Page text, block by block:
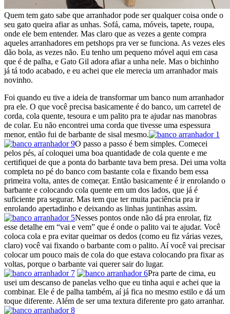
Quem tem gato sabe que arranhador pode ser qualquer coisa onde o
seu gato queira afiar as unhas. Sofá, cama, móveis, tapete, roupa,
onde ele bem entender. Mas claro que as vezes a gente compra
aqueles arranhadores em petshops pra ver se funciona. As vezes eles
dão bola, as vezes não. Eu tenho um pequeno móvel aqui em casa
que é de palha, e Gato Gil adora afiar a unha nele. Mas o bichinho
já tá todo acabado, e eu achei que ele merecia um arranhador mais
novinho.
Foi quando eu tive a ideia de transformar um banco num arranhador
pra ele. O que você precisa basicamente é do banco, um carretel de
corda, cola quente, tesoura e um palito pra te ajudar nas manobras
de colar. Eu não encontrei uma corda que tivesse uma espessura
menor, então fui de barbante de sisal mesmo.
O passo a passo é bem simples. Comecei
pelos pés, aí coloquei uma boa quantidade de cola quente e me
certifiquei de que a ponta do barbante tava bem presa. Dei uma volta
completa no pé do banco com bastante cola e fixando bem essa
primeira volta, antes de começar. Então basicamente é ir enrolando o
barbante e colocando cola quente em um dos lados, que já é
suficiente pra segurar. Mas tem que ter muita paciência pra ir
enrolando apertadinho e deixando as linhas juntinhas assim.
Nesses pontos onde não dá pra enrolar, fiz
esse detalhe em “vai e vem” que é onde o palito vai te ajudar. Você
coloca cola e pra evitar queimar os dedos (como eu fiz várias vezes,
claro) você vai fixando o barbante com o palito. Aí você vai precisar
colocar um pouco mais de cola do que estava colocando pra fixar as
voltas, porque o barbante vai querer sair do lugar.
Pra parte de cima, eu
usei um descanso de panelas velho que eu tinha aqui e achei que ia
combinar. Ele é de palha também, aí já fica no mesmo estilo e dá um
toque diferente. Além de ser uma textura diferente pro gato arranhar.